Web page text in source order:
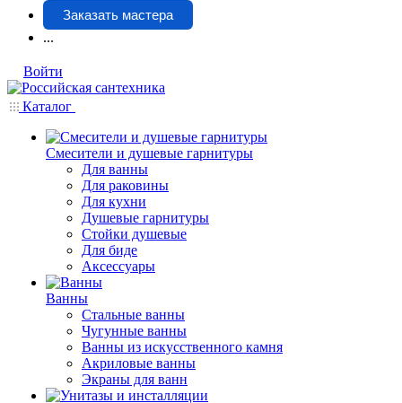
Заказать мастера
...
Войти
Каталог
Смесители и душевые гарнитуры
Для ванны
Для раковины
Для кухни
Душевые гарнитуры
Стойки душевые
Для биде
Аксессуары
Ванны
Стальные ванны
Чугунные ванны
Ванны из искусственного камня
Акриловые ванны
Экраны для ванн